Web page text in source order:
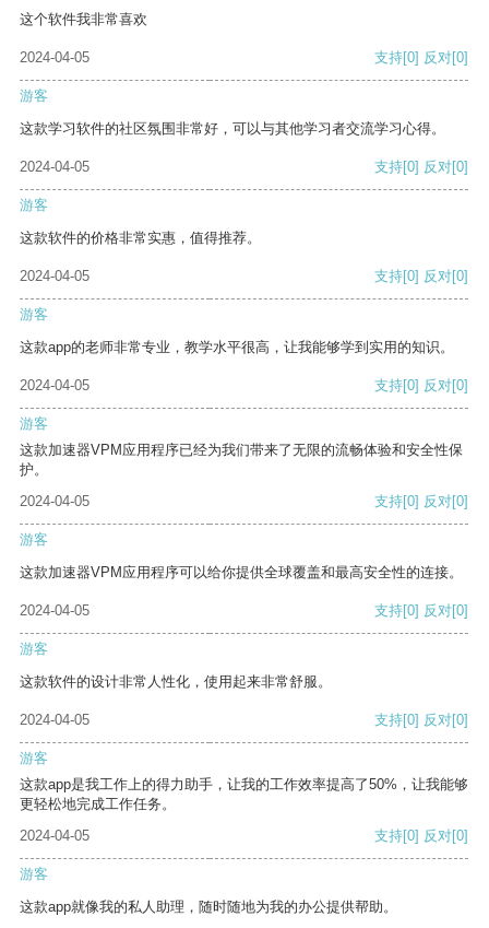
这个软件我非常喜欢
2024-04-05 支持[0] 反对[0]
游客
这款学习软件的社区氛围非常好，可以与其他学习者交流学习心得。
2024-04-05 支持[0] 反对[0]
游客
这款软件的价格非常实惠，值得推荐。
2024-04-05 支持[0] 反对[0]
游客
这款app的老师非常专业，教学水平很高，让我能够学到实用的知识。
2024-04-05 支持[0] 反对[0]
游客
这款加速器VPM应用程序已经为我们带来了无限的流畅体验和安全性保
护。
2024-04-05
支持[0] 反对[0]
游客
这款加速器VPM应用程序可以给你提供全球覆盖和最高安全性的连接。
2024-04-05 支持[0] 反对[0]
游客
这款软件的设计非常人性化，使用起来非常舒服。
2024-04-05 支持[0] 反对[0]
游客
这款app是我工作上的得力助手，让我的工作效率提高了50%，让我能够
更轻松地完成工作任务。
2024-04-05
支持[0] 反对[0]
游客
这款app就像我的私人助理，随时随地为我的办公提供帮助。